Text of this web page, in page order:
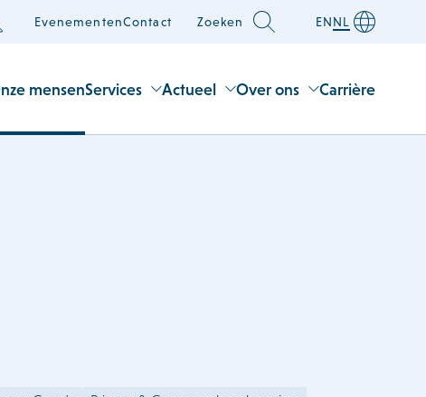
EvenementenContact Zoeken ENNL
mensenServices Actueel Over ons Carrière